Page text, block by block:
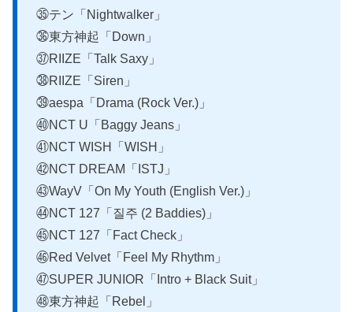
㉟テン「Nightwalker」
㊱東方神起「Down」
㊲RIIZE「Talk Saxy」
㊳RIIZE「Siren」
㊴aespa「Drama (Rock Ver.)」
㊵NCT U「Baggy Jeans」
㊶NCT WISH「WISH」
㊷NCT DREAM「ISTJ」
㊸WayV「On My Youth (English Ver.)」
㊹NCT 127「질주 (2 Baddies)」
㊺NCT 127「Fact Check」
㊻Red Velvet「Feel My Rhythm」
㊼SUPER JUNIOR「Intro + Black Suit」
㊽東方神起「Rebel」